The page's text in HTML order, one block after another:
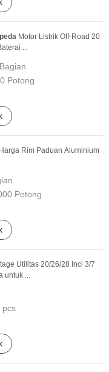
Motor Listrik Off-Road 20
...
Potong
Rim Paduan Aluminium
Potong
Utilitas 20/26/28 Inci 3/7
untuk ...
pcs